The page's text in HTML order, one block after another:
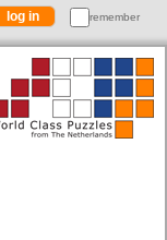
remember